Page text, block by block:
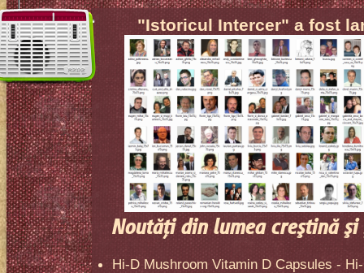
"Istoricul Intercer" a fost
Noutăţi din lumea creştină
Hi-D Mushroom Vitamin D Capsules -